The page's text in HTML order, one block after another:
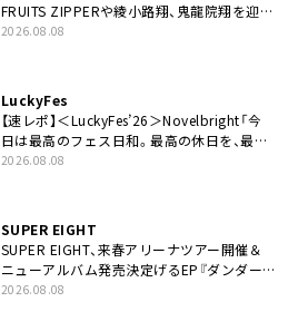
FRUITS ZIPPERや綾小路翔、鬼龍院翔を迎え
た豪華コラボも「知ってたらぜひ一緒に歌っ
2026.08.08
LuckyFes
【速レポ】＜LuckyFes’26＞Novelbright「今
日は最高のフェス日和。最高の休日を、最高
の夏休みを作っていきたい」
2026.08.08
SUPER EIGHT
SUPER EIGHT、来春アリーナツアー開催＆
ニューアルバム発売決定げるEP『ダンダー
ラ』本日リリース
2026.08.08